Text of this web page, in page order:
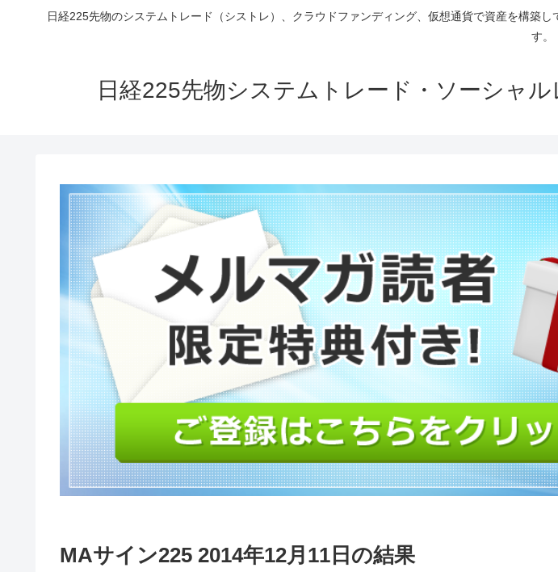
日経225先物のシステムトレード（シストレ）、クラウドファンディング、仮想通貨で資産を構築
す。
日経225先物システムトレード・ソーシャ
MAサイン225 2014年12月11日の結果